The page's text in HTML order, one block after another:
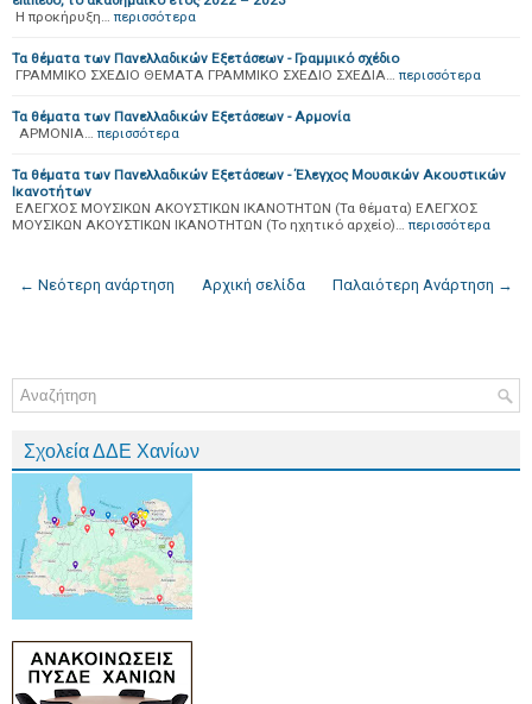
H προκήρυξη… περισσότερα
Τα θέματα των Πανελλαδικών Εξετάσεων - Γραμμικό σχέδιο
ΓΡΑΜΜΙΚΟ ΣΧΕΔΙΟ ΘΕΜΑΤΑ ΓΡΑΜΜΙΚΟ ΣΧΕΔΙΟ ΣΧΕΔΙΑ… περισσότερα
Τα θέματα των Πανελλαδικών Εξετάσεων - Αρμονία
ΑΡΜΟΝΙΑ… περισσότερα
Τα θέματα των Πανελλαδικών Εξετάσεων - Έλεγχος Μουσικών Ακουστικών
Ικανοτήτων
ΕΛΕΓΧΟΣ ΜΟΥΣΙΚΩΝ ΑΚΟΥΣΤΙΚΩΝ ΙΚΑΝΟΤΗΤΩΝ (Τα θέματα) ΕΛΕΓΧΟΣ
ΜΟΥΣΙΚΩΝ ΑΚΟΥΣΤΙΚΩΝ ΙΚΑΝΟΤΗΤΩΝ (Το ηχητικό αρχείο)… περισσότερα
← Νεότερη ανάρτηση Παλαιότερη Ανάρτηση →
Αρχική σελίδα
Σχολεία ΔΔΕ Χανίων